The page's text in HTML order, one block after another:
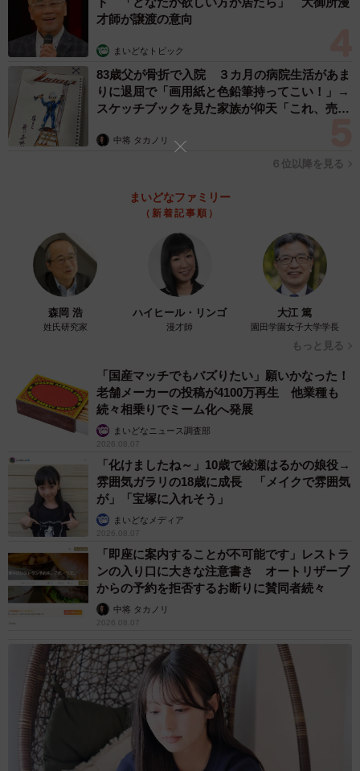
独創的なセンスで見事に描き切った動画。リプ欄でも称賛
の声が相次ぎましたが、特に一瞬で消えてゆく１２月に対
する反応が多く集まっていました。
「光の速さの12月 間違いないな笑」
「12月が一瞬なの好き( ＾ω＾ )」
「腹抱えて笑ってしまいました笑笑笑笑笑笑 12月めちゃく
「瞬く間の12月wwwwwwめっちゃ分かりすぎて」
「12月なんてほぼ残像。笑」
「12月はワープかなぁ」
「12月の恒星間移動分かる。光速を越える速さだ」
うのき / 工場長さんに聞きました。
――1年間描き切りましたね！12月までの構想は最初からあ
しょうか。
うのき / 工場長さん：各月に考えました。その時その時の心
情をそのまま絵にしたかったので、深く考えずその時の感
覚を大事にしました。
――以前に当サイトで取り上げた際、6月の時点でかなりの
疾走感だったので、正直なところこの先続くのかなと思っ
ていましたが…多彩な発想力で見事に描かれていてびっく
りしました！アイデアはどこから出てくるのでしょう。
うのき / 工場長さん：自分が今まで見て来た漫画やアニメが
影響していますね。メカなんて『ドラゴンボール』のマシ
ンそのものですから（笑）。メカやサタンを登場させたの
は、「この月はどれくらい早かったか」と考えた時に、後
半の月は人間が走れるスピードじゃないと感じたからだっ
たと思います。すいません、その当時のことをあまり深く
覚えていないもんで、自分のことなのに「思います」にな
才師が譲渡の意向
まいどなトピック
83歳父が骨折で入院 ３カ月の病院生活があま
りに退屈で「画用紙と色鉛筆持ってこい！」→
スケッチブックを見た家族が仰天「これ、売れ
中将 タカノリ
６位以降を見る
まいどなファミリー
（新着記事順）
森岡 浩
姓氏研究家
ハイヒール・リンゴ
漫才師
大江 篤
園田学園女子大学学長
もっと見る
「国産マッチでもバズりたい」願いかなった！
老舗メーカーの投稿が4100万再生 他業種も
続々相乗りでミーム化へ発展
まいどなニュース調査部
2026.08.07
「化けましたね～」10歳で綾瀬はるかの娘役→
雰囲気ガラリの18歳に成長 「メイクで雰囲気
が」「宝塚に入れそう」
まいどなメディア
2026.08.07
「即座に案内することが不可能です」レストラ
ンの入り口に大きな注意書き オートリザーブ
からの予約を拒否するお断りに賛同者続々
中将 タカノリ
2026.08.07